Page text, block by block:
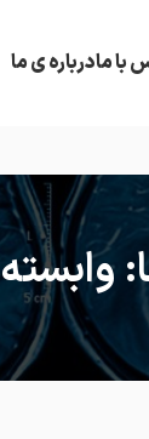
با مادرباره ی ما
وابسته